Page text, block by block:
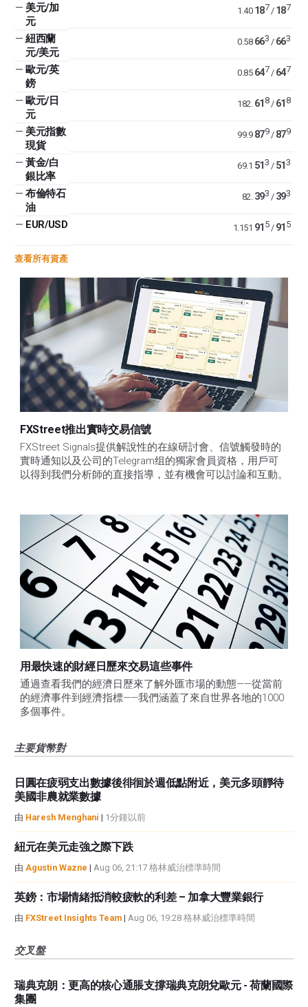
— 美元/加
元
1.40 187 / 187
— 紐西蘭
元/美元
0.58 663 / 663
— 歐元/英
鎊
0.85 647 / 647
— 歐元/日
元
182. 618/ 618
— 美元指數
現貨
99.9 879/ 879
— 黃金/白
銀比率
69.1 513 / 513
— 布倫特石
油
82. 393 / 393
— EUR/USD 1.151 91 5/ 91 5
查看所有資產
FXStreet推出實時交易信號
FXStreet Signals提供解說性的在線研討會、信號觸發時的
實時通知以及公司的Telegram组的獨家會員資格，用戶可
以得到我們分析師的直接指導，並有機會可以討論和互動。
用最快速的財經日歷來交易這些事件
通過查看我們的經濟日歷來了解外匯市場的動態——從當前
的經濟事件到經濟指標——我們涵蓋了來自世界各地的1000
多個事件。
主要貨幣對
日圓在疲弱支出數據後徘徊於週低點附近，美元多頭靜待
美國非農就業數據
由 Haresh Menghani | 1分鐘以前
紐元在美元走強之際下跌
由 Agustin Wazne | Aug 06, 21:17 格林威治標準時間
英鎊：市場情緒抵消較疲軟的利差 – 加拿大豐業銀行
由 FXStreet Insights Team | Aug 06, 19:28 格林威治標準時間
交叉盤
瑞典克朗：更高的核心通脹支撐瑞典克朗兌歐元 - 荷蘭國際
集團